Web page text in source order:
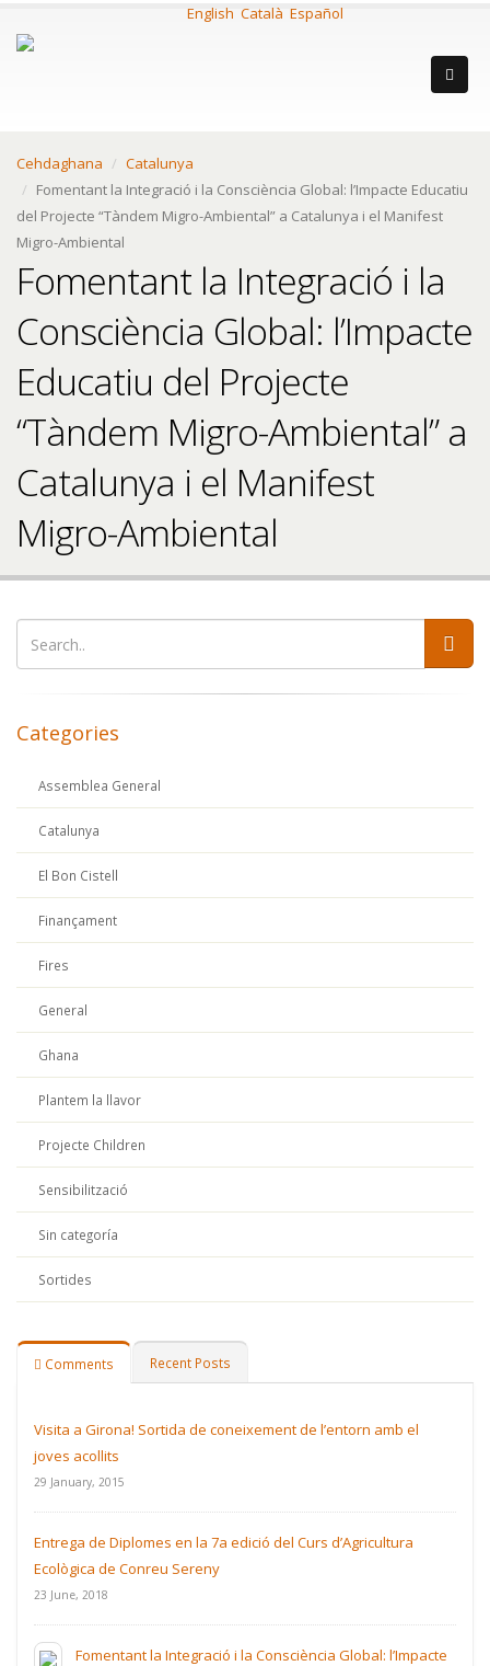
English Català Español
Cehdaghana
Catalunya
Fomentant la Integració i la Consciència Global: l’Impacte Educatiu
del Projecte “Tàndem Migro-Ambiental” a Catalunya i el Manifest
Migro-Ambiental
Fomentant la Integració i la
Consciència Global: l’Impacte
Educatiu del Projecte
“Tàndem Migro-Ambiental” a
Catalunya i el Manifest
Migro-Ambiental
Categories
Assemblea General
Catalunya
El Bon Cistell
Finançament
Fires
General
Ghana
Plantem la llavor
Projecte Children
Sensibilització
Sin categoría
Sortides
Comments Recent Posts
Visita a Girona! Sortida de coneixement de l’entorn amb el
joves acollits
29 January, 2015
Entrega de Diplomes en la 7a edició del Curs d’Agricultura
Ecològica de Conreu Sereny
23 June, 2018
Fomentant la Integració i la Consciència Global: l’Impacte